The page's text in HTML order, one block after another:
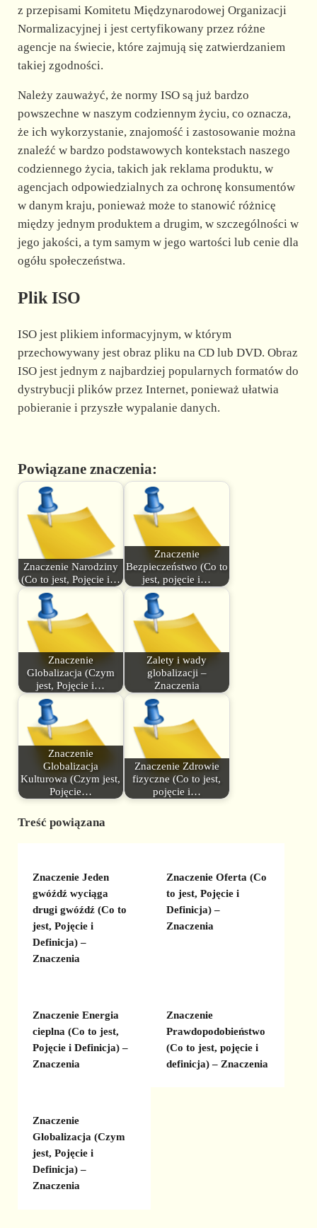
z przepisami Komitetu Międzynarodowej Organizacji
Normalizacyjnej i jest certyfikowany przez różne
agencje na świecie, które zajmują się zatwierdzaniem
takiej zgodności.
Należy zauważyć, że normy ISO są już bardzo
powszechne w naszym codziennym życiu, co oznacza,
że ich wykorzystanie, znajomość i zastosowanie można
znaleźć w bardzo podstawowych kontekstach naszego
codziennego życia, takich jak reklama produktu, w
agencjach odpowiedzialnych za ochronę konsumentów
w danym kraju, ponieważ może to stanowić różnicę
między jednym produktem a drugim, w szczególności w
jego jakości, a tym samym w jego wartości lub cenie dla
ogółu społeczeństwa.
Plik ISO
ISO jest plikiem informacyjnym, w którym
przechowywany jest obraz pliku na CD lub DVD. Obraz
ISO jest jednym z najbardziej popularnych formatów do
dystrybucji plików przez Internet, ponieważ ułatwia
pobieranie i przyszłe wypalanie danych.
Powiązane znaczenia:
Znaczenie Narodziny
(Co to jest, Pojęcie i…
Znaczenie
Bezpieczeństwo (Co to
jest, pojęcie i…
Znaczenie
Globalizacja (Czym
jest, Pojęcie i…
Zalety i wady
globalizacji –
Znaczenia
Znaczenie
Globalizacja
Kulturowa (Czym jest,
Pojęcie…
Znaczenie Zdrowie
fizyczne (Co to jest,
pojęcie i…
Treść powiązana
Znaczenie Jeden
gwóźdź wyciąga
drugi gwóźdź (Co to
jest, Pojęcie i
Definicja) –
Znaczenia
Znaczenie Oferta (Co
to jest, Pojęcie i
Definicja) –
Znaczenia
Znaczenie Energia
cieplna (Co to jest,
Pojęcie i Definicja) –
Znaczenia
Znaczenie
Prawdopodobieństwo
(Co to jest, pojęcie i
definicja) – Znaczenia
Znaczenie
Globalizacja (Czym
jest, Pojęcie i
Definicja) –
Znaczenia